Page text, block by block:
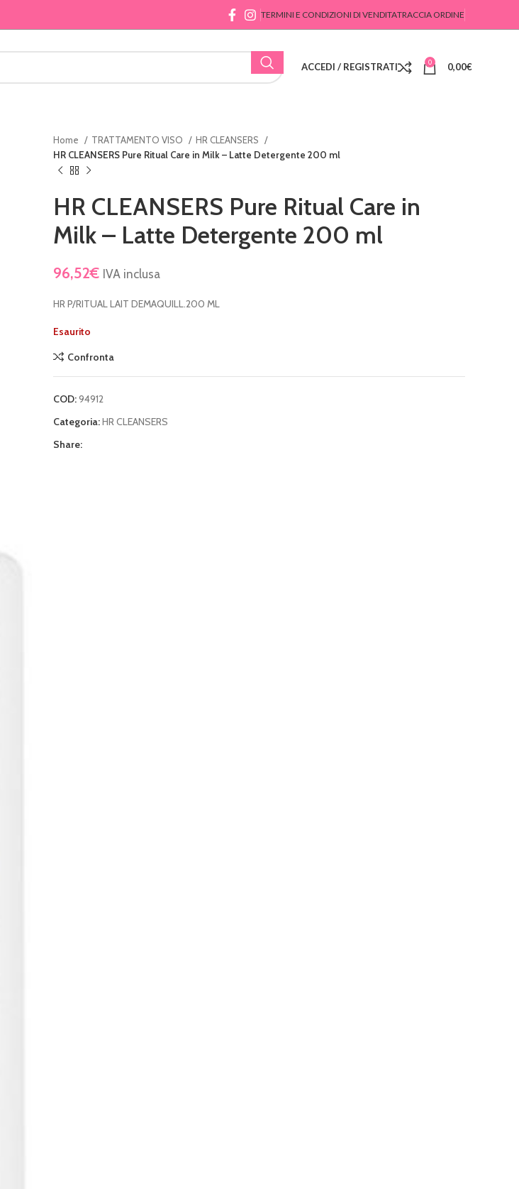
TERMINI E CONDIZIONI DI VENDITATRACCIA ORDINE
ACCEDI / REGISTRATI 0 0,00€
Home TRATTAMENTO VISO
HR CLEANSERS
HR CLEANSERS Pure Ritual Care in Milk – Latte Detergente 200 ml
HR CLEANSERS Pure Ritual Care in
Milk – Latte Detergente 200 ml
96,52€ IVA inclusa
HR P/RITUAL LAIT DEMAQUILL.200 ML
Esaurito
Confronta
COD:94912
Categoria:HR CLEANSERS
Share: